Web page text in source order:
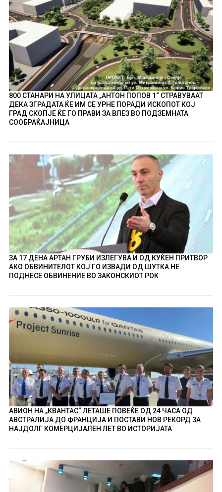
800 СТАНАРИ НА УЛИЦАТА „АНТОН ПОПОВ 1“ СТРАВУВААТ
ДЕКА ЗГРАДАТА ЌЕ ИМ СЕ УРНЕ ПОРАДИ ИСКОПОТ КОЈ
ГРАД СКОПЈЕ ЌЕ ГО ПРАВИ ЗА ВЛЕЗ ВО ПОДЗЕМНАТА
СООБРАЌАЈНИЦА
ЗА 17 ДЕНА АРТАН ГРУБИ ИЗЛЕГУВА И ОД КУЌЕН ПРИТВОР
АКО ОБВИНИТЕЛОТ КОЈ ГО ИЗВАДИ ОД ШУТКА НЕ
ПОДНЕСЕ ОБВИНЕНИЕ ВО ЗАКОНСКИОТ РОК
АВИОН НА „КВАНТАС“ ЛЕТАШЕ ПОВЕЌЕ ОД 24 ЧАСА ОД
АВСТРАЛИЈА ДО ФРАНЦИЈА И ПОСТАВИ НОВ РЕКОРД ЗА
НАЈДОЛГ КОМЕРЦИЈАЛЕН ЛЕТ ВО ИСТОРИЈАТА